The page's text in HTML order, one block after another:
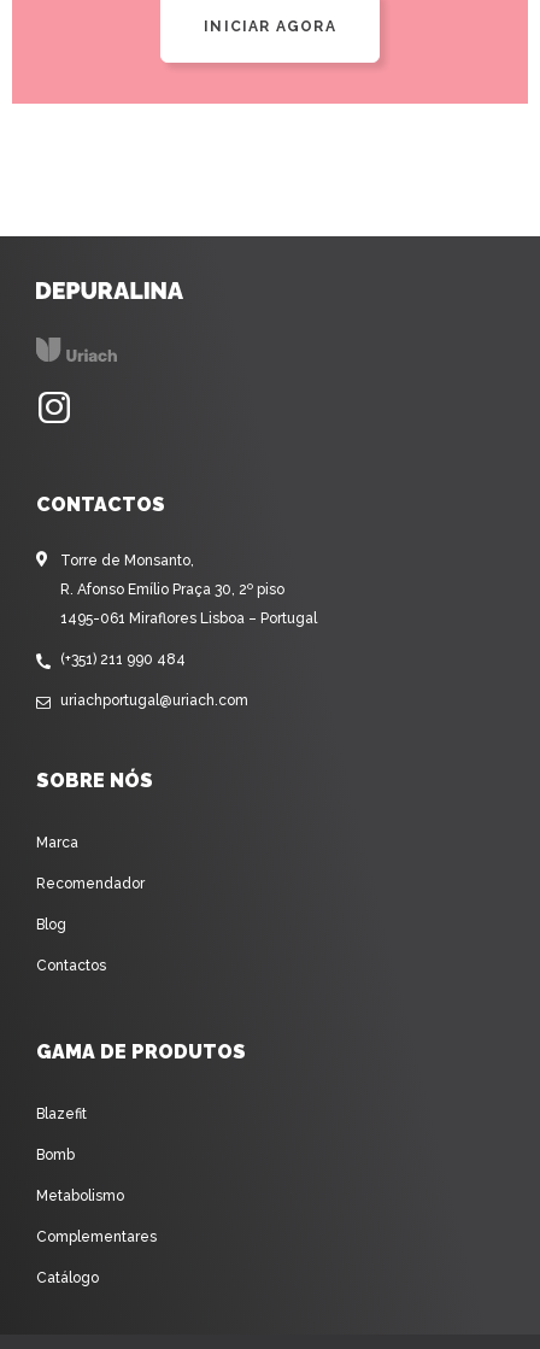
INICIAR AGORA
CONTACTOS
Torre de Monsanto,
R. Afonso Emílio Praça 30, 2º piso
1495-061 Miraflores Lisboa – Portugal
(+351) 211 990 484
uriachportugal@uriach.com
SOBRE NÓS
Marca
Recomendador
Blog
Contactos
GAMA DE PRODUTOS
Blazefit
Bomb
Metabolismo
Complementares
Catálogo